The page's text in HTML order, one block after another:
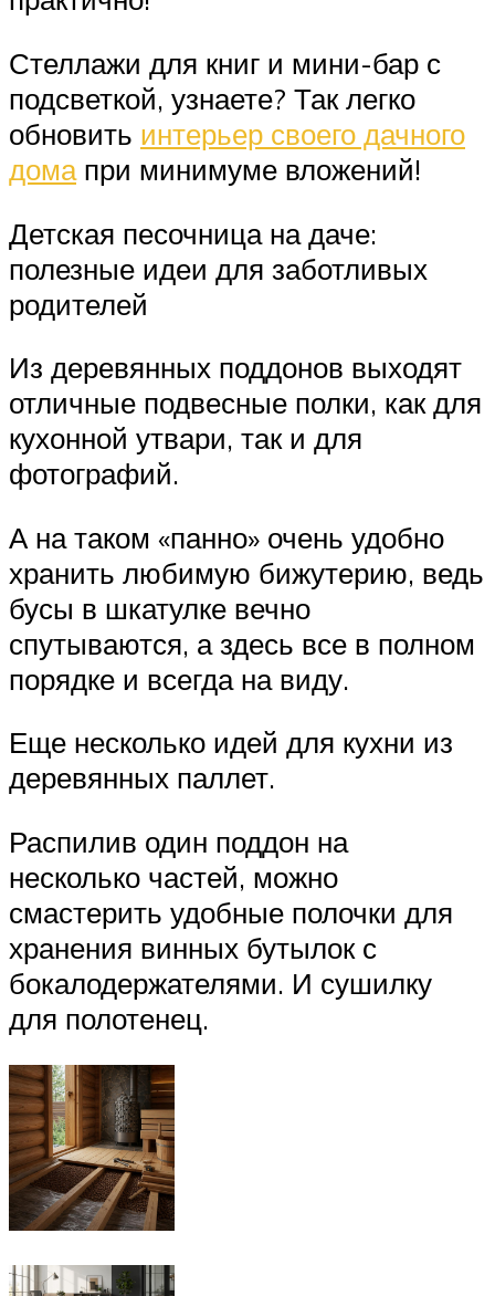
Стеллажи для книг и мини-бар с
подсветкой, узнаете? Так легко
обновить интерьер своего дачного
домапри минимуме вложений!
Детская песочница на даче:
полезные идеи для заботливых
родителей
Из деревянных поддонов выходят
отличные подвесные полки, как для
кухонной утвари, так и для
фотографий.
А на таком «панно» очень удобно
хранить любимую бижутерию, ведь
бусы в шкатулке вечно
спутываются, а здесь все в полном
порядке и всегда на виду.
Еще несколько идей для кухни из
деревянных паллет.
Распилив один поддон на
несколько частей, можно
смастерить удобные полочки для
хранения винных бутылок с
бокалодержателями. И сушилку
для полотенец.